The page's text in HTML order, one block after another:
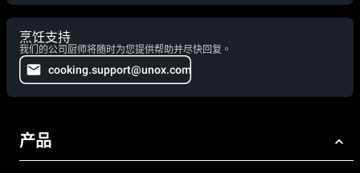
烹饪支持
我们的公司厨师将随时为您提供帮助并尽快回复。
cooking.support@unox.com
产品